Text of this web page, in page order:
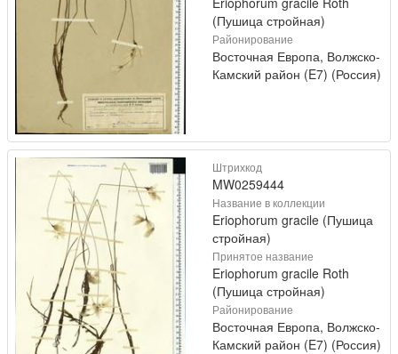
(Пушица стройная)
Районирование
Восточная Европа, Волжско-
Камский район (E7) (Россия)
Штрихкод
MW0259444
Название в коллекции
Eriophorum gracile (Пушица
стройная)
Принятое название
Eriophorum gracile Roth
(Пушица стройная)
Районирование
Восточная Европа, Волжско-
Камский район (E7) (Россия)